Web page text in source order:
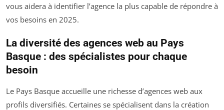
vous aidera à identifier l’agence la plus capable de répondre à
vos besoins en 2025.
La diversité des agences web au Pays
Basque : des spécialistes pour chaque
besoin
Le Pays Basque accueille une richesse d’agences web aux
profils diversifiés. Certaines se spécialisent dans la création